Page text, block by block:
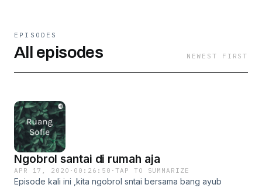
EPISODES
All episodes NEWEST FIRST
Ngobrol santai di rumah aja
APR 17, 2020 · 00:26:50 ·TAP TO SUMMARIZE
Episode kali ini ,kita ngobrol sntai bersama bang ayub